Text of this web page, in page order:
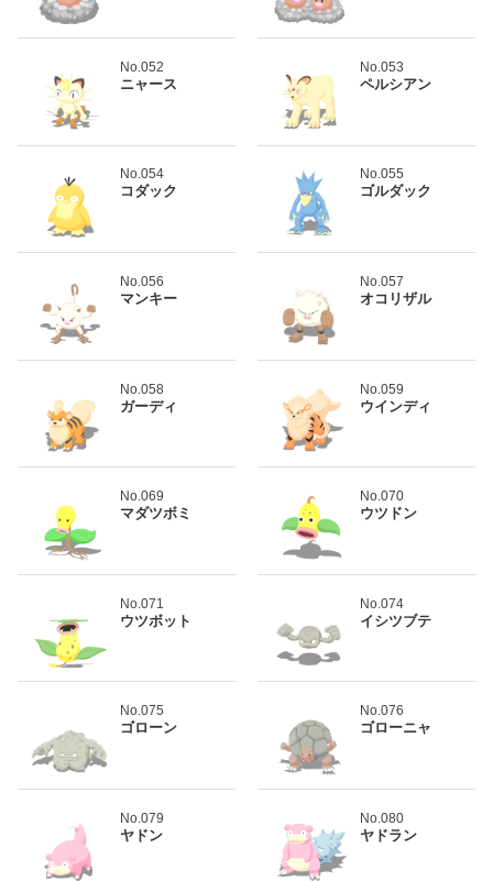
No.052
ニャース
No.053
ペルシアン
No.054
コダック
No.055
ゴルダック
No.056
マンキー
No.057
オコリザル
No.058
ガーディ
No.059
ウインディ
No.069
マダツボミ
No.070
ウツドン
No.071
ウツボット
No.074
イシツブテ
No.075
ゴローン
No.076
ゴローニャ
No.079
ヤドン
No.080
ヤドラン